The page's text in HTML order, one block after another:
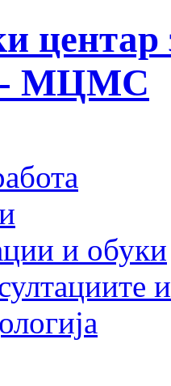
центар
- МЦМС
и обуки